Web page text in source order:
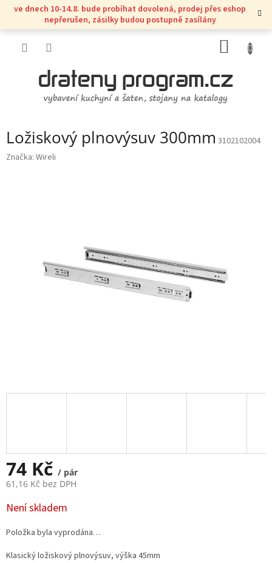
Přejít
obsah
ve dnech 10-14.8. bude probíhat dovolená, prodej přes eshop
nepřerušen, zásilky budou postupně zasílány
KOŠÍK
Ložiskový plnovýsuv 300mm 3102102004
Značka: Wireli
74 Kč / pár
61,16 Kč bez DPH
Měrná
cena:
Není skladem
Položka byla vyprodána…
Klasický ložiskový plnovýsuv, výška 45mm